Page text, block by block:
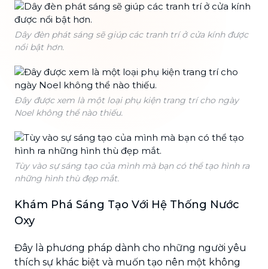
Dây đèn phát sáng sẽ giúp các tranh trí ở cửa kính được
nổi bật hơn.
Đây được xem là một loại phụ kiện trang trí cho ngày
Noel không thể nào thiếu.
Tùy vào sự sáng tạo của mình mà bạn có thể tạo hình ra
những hình thù đẹp mắt.
Khám Phá Sáng Tạo Với Hệ Thống Nước
Oxy
Đây là phương pháp dành cho những người yêu
thích sự khác biệt và muốn tạo nên một không